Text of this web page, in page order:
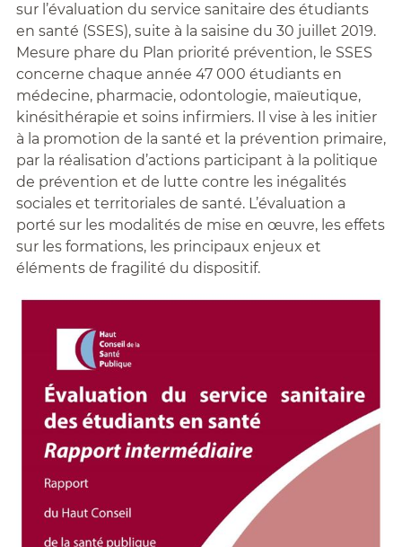
sur l’évaluation du service sanitaire des étudiants
en santé (SSES), suite à la saisine du 30 juillet 2019.
Mesure phare du Plan priorité prévention, le SSES
concerne chaque année 47 000 étudiants en
médecine, pharmacie, odontologie, maïeutique,
kinésithérapie et soins infirmiers. Il vise à les initier
à la promotion de la santé et la prévention primaire,
par la réalisation d’actions participant à la politique
de prévention et de lutte contre les inégalités
sociales et territoriales de santé. L’évaluation a
porté sur les modalités de mise en œuvre, les effets
sur les formations, les principaux enjeux et
éléments de fragilité du dispositif.